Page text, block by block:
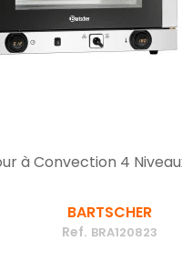
à Convection 4
BARTSCHER
Ref. BRA120823